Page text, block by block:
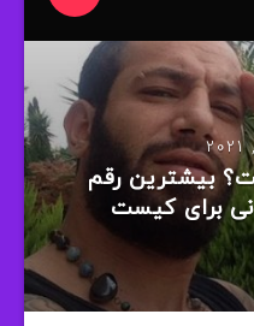
بیشترین رقم
برای کیست